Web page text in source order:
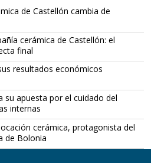
de Castellón cambia de
cerámica de Castellón: el
final
resultados económicos
su apuesta por el cuidado del
internas
cerámica, protagonista del
de Bolonia